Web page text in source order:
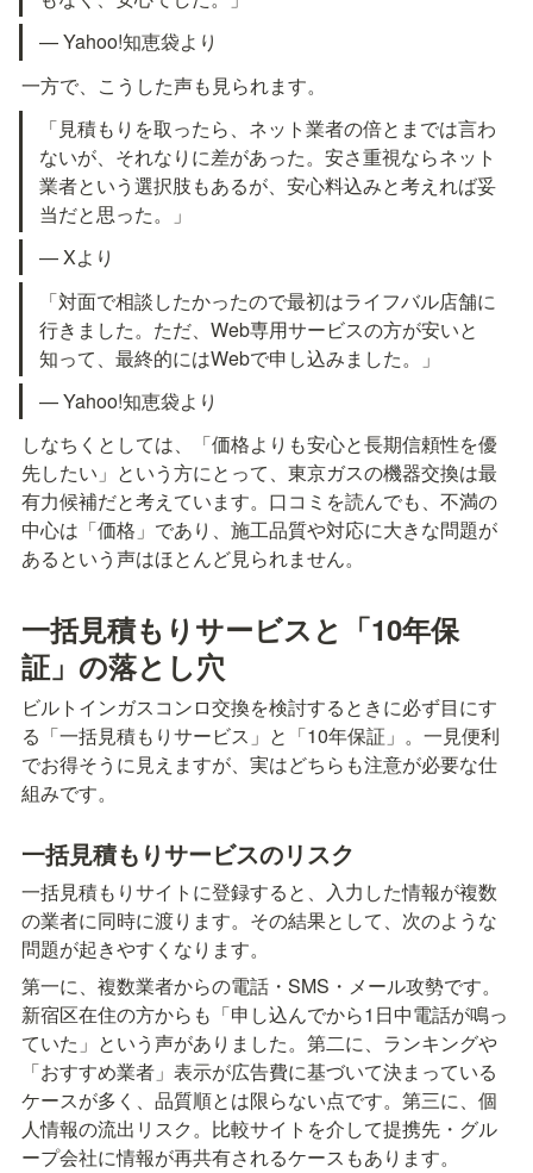
— Yahoo!知恵袋より
一方で、こうした声も見られます。
「見積もりを取ったら、ネット業者の倍とまでは言わ
ないが、それなりに差があった。安さ重視ならネット
業者という選択肢もあるが、安心料込みと考えれば妥
当だと思った。」
— Xより
「対面で相談したかったので最初はライフバル店舗に
行きました。ただ、Web専用サービスの方が安いと
知って、最終的にはWebで申し込みました。」
— Yahoo!知恵袋より
しなちくとしては、「価格よりも安心と長期信頼性を優
先したい」という方にとって、東京ガスの機器交換は最
有力候補だと考えています。口コミを読んでも、不満の
中心は「価格」であり、施工品質や対応に大きな問題が
あるという声はほとんど見られません。
一括見積もりサービスと「10年保
証」の落とし穴
ビルトインガスコンロ交換を検討するときに必ず目にす
る「一括見積もりサービス」と「10年保証」。一見便利
でお得そうに見えますが、実はどちらも注意が必要な仕
組みです。
一括見積もりサービスのリスク
一括見積もりサイトに登録すると、入力した情報が複数
の業者に同時に渡ります。その結果として、次のような
問題が起きやすくなります。
第一に、複数業者からの電話・SMS・メール攻勢です。
新宿区在住の方からも「申し込んでから1日中電話が鳴っ
ていた」という声がありました。第二に、ランキングや
「おすすめ業者」表示が広告費に基づいて決まっている
ケースが多く、品質順とは限らない点です。第三に、個
人情報の流出リスク。比較サイトを介して提携先・グル
ープ会社に情報が再共有されるケースもあります。